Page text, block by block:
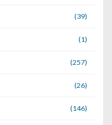
(39)
(1)
(257)
(26)
(146)